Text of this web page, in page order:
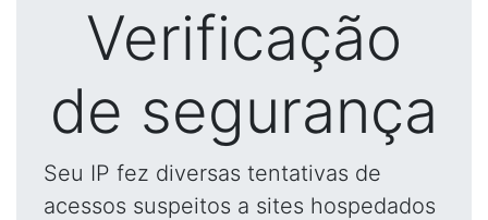
Verificação
de segurança
Seu IP fez diversas tentativas de
acessos suspeitos a sites hospedados